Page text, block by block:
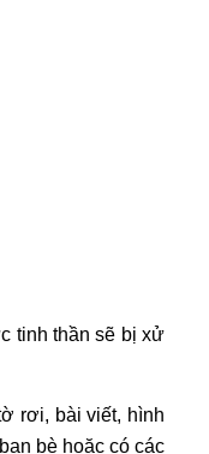
tinh thầnsẽ bị xử
rơi, bài viết, hình
bè hoặc có các